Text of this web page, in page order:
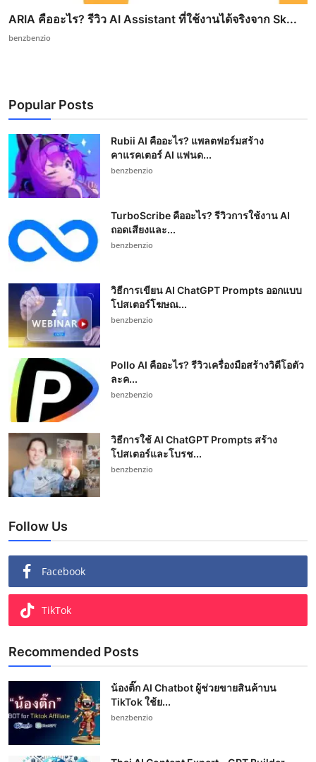
ARIA คืออะไร? รีวิว AI Assistant ที่ใช้งานได้จริงจาก Sk...
benzbenzio
Popular Posts
Rubii AI คืออะไร? แพลตฟอร์มสร้าง
คาแรคเตอร์ AI แฟนด...
benzbenzio
TurboScribe คืออะไร? รีวิวการใช้งาน AI
ถอดเสียงและ...
benzbenzio
วิธีการเขียน AI ChatGPT Prompts ออกแบบ
โปสเตอร์โฆษณ...
benzbenzio
Pollo AI คืออะไร? รีวิวเครื่องมือสร้างวิดีโอตัว
ละค...
benzbenzio
วิธีการใช้ AI ChatGPT Prompts สร้าง
โปสเตอร์และโบรช...
benzbenzio
Follow Us
Facebook
TikTok
Recommended Posts
น้องติ๊ก AI Chatbot ผู้ช่วยขายสินค้าบน
TikTok ใช้ย...
benzbenzio